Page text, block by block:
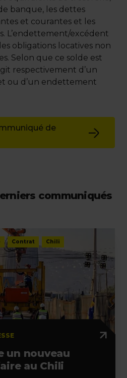
banque, les dettes
et courantes et les
L’endettement/excédent
obligations locatives non
Selon que ce solde est
respectivement d’un
ou d’un endettement
de
communiqués
Contrat Chili
un nouveau
au Chili